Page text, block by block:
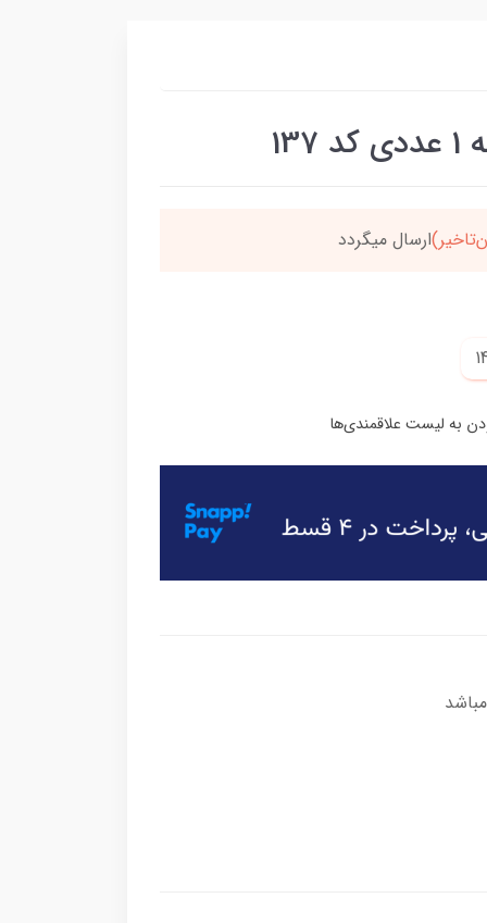
برسون،ارسالت‌رایگانه